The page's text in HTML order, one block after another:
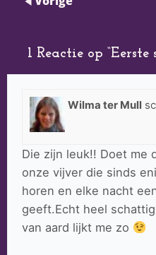
1 Reactie op “Eerste
Wilma ter Mull
Die zijn leuk!! Doet me
onze vijver die sinds
horen en elke nacht
geeft.Echt heel
van aard lijkt me zo